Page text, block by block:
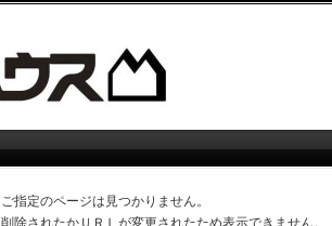
ご指定のページは見つかりません。
削除されたかＵＲＬが変更されたため表示できません。